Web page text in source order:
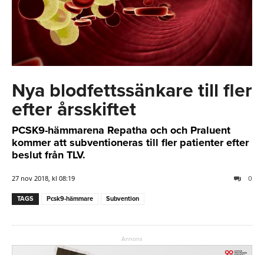
Nya blodfettssänkare till fler
efter årsskiftet
PCSK9-hämmarena Repatha och och Praluent
kommer att subventioneras till fler patienter efter
beslut från TLV.
27 nov 2018, kl 08:19 0
TAGS Pcsk9-hämmare Subvention
Annons